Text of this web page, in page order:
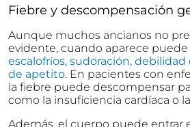
Fiebre y descompensación
Aunque muchos ancianos no
evidente, cuando aparece
escalofríos, sudoración,
de apetito. En pacientes con
la fiebre puede descompensar
como la insuficiencia cardíaca o
Además, el cuerpo puede entrar